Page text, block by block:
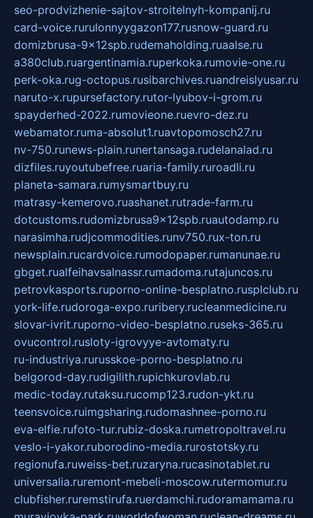
seo-prodvizhenie-sajtov-stroitelnyh-kompanij.ru
card-voice.rurulonnyygazon177.rusnow-guard.ru
domizbrusa-9x12spb.rudemaholding.ruaalse.ru
a380club.ruargentinamia.ruperkoka.rumovie-one.ru
perk-oka.rug-octopus.rusibarchives.ruandreislyusar.ru
naruto-x.rupursefactory.rutor-lyubov-i-grom.ru
spayderhed-2022.rumovieone.ruevro-dez.ru
webamator.ruma-absolut1.ruavtopomosch27.ru
nv-750.runews-plain.runertansaga.rudelanalad.ru
dizfiles.ruyoutubefree.ruaria-family.ruroadli.ru
planeta-samara.rumysmartbuy.ru
matrasy-kemerovo.ruashanet.rutrade-farm.ru
dotcustoms.rudomizbrusa9x12spb.ruautodamp.ru
narasimha.rudjcommodities.runv750.rux-ton.ru
newsplain.rucardvoice.rumodopaper.rumanunae.ru
gbget.rualfeihavsalnassr.rumadoma.rutajuncos.ru
petrovkasports.ruporno-online-besplatno.rusplclub.ru
york-life.rudoroga-expo.ruribery.rucleanmedicine.ru
slovar-ivrit.ruporno-video-besplatno.ruseks-365.ru
ovucontrol.rusloty-igrovyye-avtomaty.ru
ru-industriya.rurusskoe-porno-besplatno.ru
belgorod-day.rudigilith.rupichkurovlab.ru
medic-today.rutaksu.rucomp123.rudon-ykt.ru
teensvoice.ruimgsharing.rudomashnee-porno.ru
eva-elfie.rufoto-tur.rubiz-doska.rumetropoltravel.ru
veslo-i-yakor.ruborodino-media.rurostotsky.ru
regionufa.ruweiss-bet.ruzaryna.rucasinotablet.ru
universalia.ruremont-mebeli-moscow.rutermomur.ru
clubfisher.ruremstirufa.ruerdamchi.rudoramamama.ru